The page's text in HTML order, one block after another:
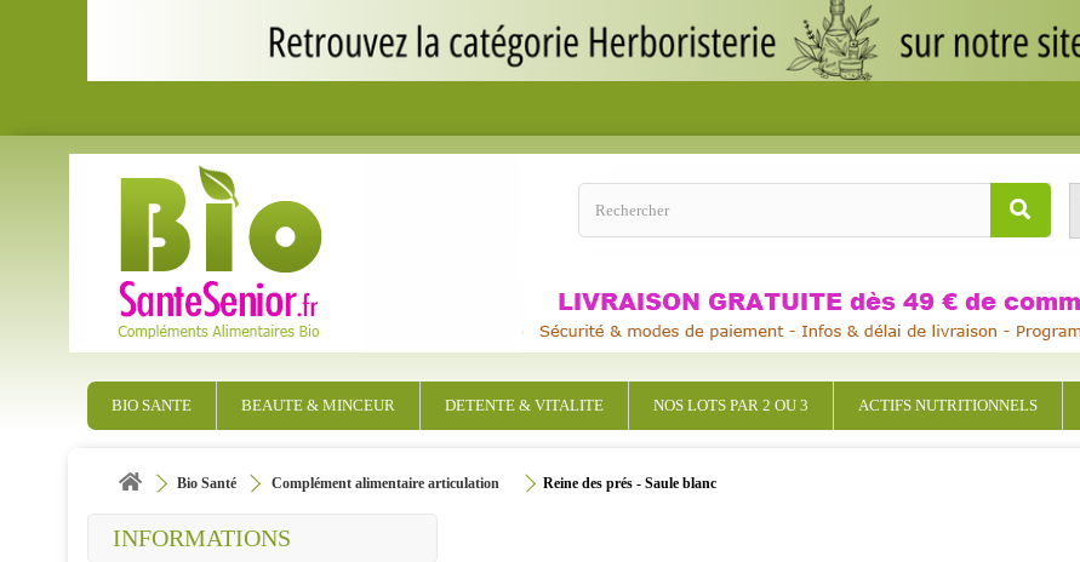
BIO SANTE BEAUTE & MINCEUR DETENTE & VITALITE NOS LOTS PAR 2 OU 3 ACTIFS NUTRITIONNELS
Bio Santé Complément alimentaire articulation Reine des prés - Saule blanc
INFORMATIONS